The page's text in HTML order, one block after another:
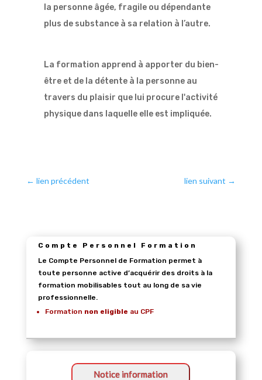
la personne âgée, fragile ou dépendante
plus de substance à sa relation à l’autre.
La formation apprend à apporter du bien-
être et de la détente à la personne au
travers du plaisir que lui procure l'activité
physique dans laquelle elle est impliquée.
← lien précédent lien suivant →
Compte Personnel Formation
Le Compte Personnel de Formation permet à
toute personne active d’acquérir des droits à la
formation mobilisables tout au long de sa vie
professionnelle.
Formation non eligible au CPF